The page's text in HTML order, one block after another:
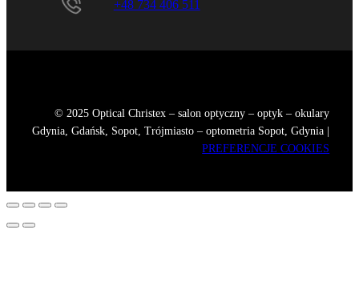
+48 734 406 511
© 2025 Optical Christex – salon optyczny – optyk – okulary
Gdynia, Gdańsk, Sopot, Trójmiasto – optometria Sopot, Gdynia |
PREFERENCJE COOKIES